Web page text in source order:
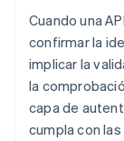
Cuando una
confirmar la
implicar la
la
capa de
cumpla con